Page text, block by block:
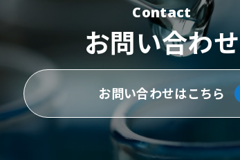
Contact
お問い合わせ
お問い合わせはこちら